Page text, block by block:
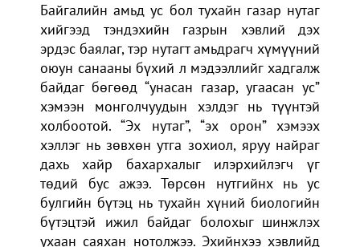
Байгалийн амьд ус бол тухайн газар нутаг
хийгээд тэндэхийн газрын хэвлий дэх
эрдэс баялаг, тэр нутагт амьдрагч хүмүүний
оюун санааны бүхий л мэдээллийг хадгалж
байдаг бөгөөд “унасан газар, угаасан ус”
хэмээн монголчуудын хэлдэг нь түүнтэй
холбоотой. “Эх нутаг”, “эх орон” хэмээх
хэллэг нь зөвхөн утга зохиол, яруу найраг
дахь хайр бахархалыг илэрхийлэгч үг
төдий бус ажээ. Төрсөн нутгийнх нь ус
булгийн бүтэц нь тухайн хүний биологийн
бүтэцтэй ижил байдаг болохыг шинжлэх
ухаан саяхан нотолжээ. Эхийнхээ хэвлийд